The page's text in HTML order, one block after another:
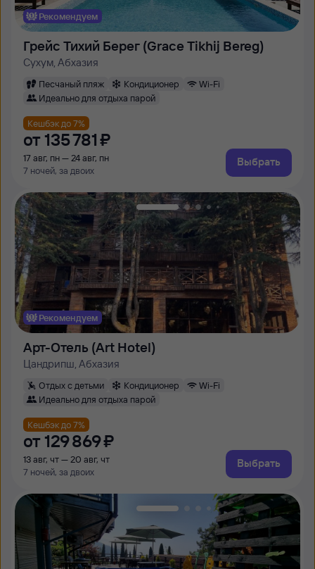
Рекомендуем
Грейс Тихий Берег (Grace Tikhij Bereg)
Сухум, Абхазия
Песчаный пляж Кондиционер
Wi-Fi
Идеально для отдыха парой
Кешбэк до 7%
от 135 ⁠781 ⁠₽
17 авг, пн — 24 авг, пн
7 ночей, за двоих
Выбрать
Рекомендуем
Арт-Отель (Art Hotel)
Цандрипш, Абхазия
Отдых с детьми Кондиционер
Wi-Fi
Идеально для отдыха парой
Кешбэк до 7%
от 129 ⁠869 ⁠₽
13 авг, чт — 20 авг, чт
7 ночей, за двоих
Выбрать